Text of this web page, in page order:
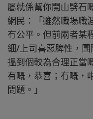
屬就係幫你開山劈石
網民：「雖然職場職
冇公平。但前兩者某
細/上司喜惡脾性，團
搵到個較為合理正當
有嘅，恭喜；冇嘅，
問題。」